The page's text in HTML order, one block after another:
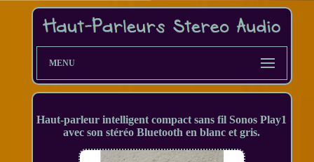
MENU
Haut-parleur intelligent compact sans fil Sonos Play1
avec son stéréo Bluetooth en blanc et gris.